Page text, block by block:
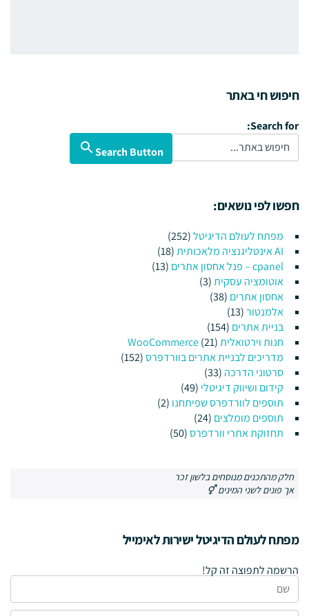
חיפוש חי באתר
Search for:
Search Button
חפשו לפי נושאים:
מפתח לעולם הדיגיטל(252)
AI אינטליגנציה מלאכותית
(18)
cpanel – פנל אחסון אתרים
(13)
אוטומציה עסקית(3)
אחסון אתרים(38)
אלמנטור(13)
בניית אתרים(154)
חנות וירטואלית WooCommerce(21)
מדריכים לבניית אתרים בוורדפרס(152)
סרטוני הדרכה(33)
קידום ושיווק דיגיטלי(49)
תוספים לוורדפרס שפיתחנו(2)
תוספים מומלצים(24)
תחזוקת אתרי וורדפרס(50)
חלק מהתכנים מנוסחים בלשון זכר
אך פונים לשני המינים ⚥
מפתח לעולם הדיגיטל ישירות לאימייל
הרשמה לתפוצה זה קל!